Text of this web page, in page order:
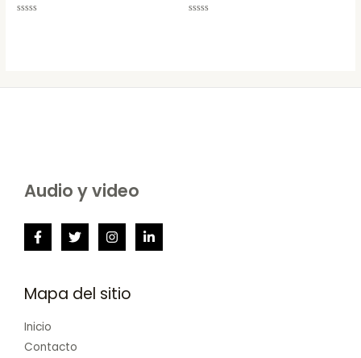
Audio y video
Mapa del sitio
Inicio
Contacto